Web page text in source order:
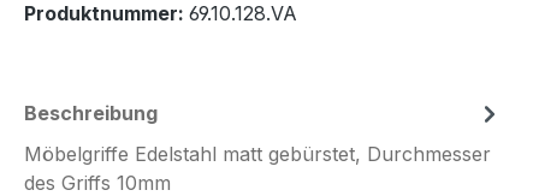
Produktnummer: 69.10.128.VA
Beschreibung
Möbelgriffe Edelstahl matt gebürstet, Durchmesser
des Griffs 10mm